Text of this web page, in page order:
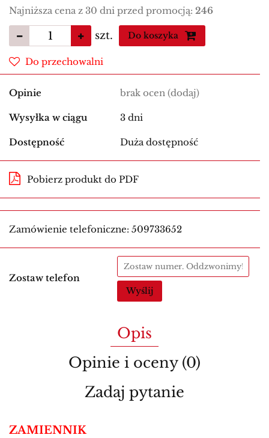
Najniższa cena z 30 dni przed promocją: 246
szt. Do koszyka
Do przechowalni
Opinie brak ocen (dodaj)
Wysyłka w ciągu 3 dni
Dostępność Duża dostępność
Pobierz produkt do PDF
Zamówienie telefoniczne: 509733652
Zostaw telefon
Wyślij
Opis
Opinie i oceny (0)
Zadaj pytanie
ZAMIENNIK